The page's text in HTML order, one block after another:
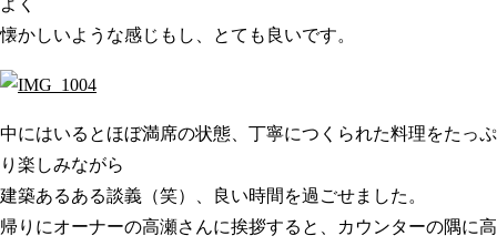
よく
懐かしいような感じもし、とても良いです。
中にはいるとほぼ満席の状態、丁寧につくられた料理をたっぷ
り楽しみながら
建築あるある談義（笑）、良い時間を過ごせました。
帰りにオーナーの高瀬さんに挨拶すると、カウンターの隅に高